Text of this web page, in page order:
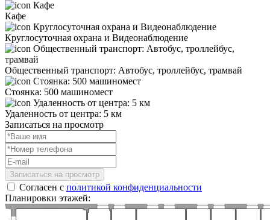
Кафе
Круглосуточная охрана и Видеонаблюдение
Общественный транспорт: Автобус, троллейбус, трамвай
Стоянка: 500 машиномест
Удаленность от центра: 5 км
Записаться на просмотр
Записаться на просмотр
Согласен с политикой конфиденциальности
Планировки этажей: